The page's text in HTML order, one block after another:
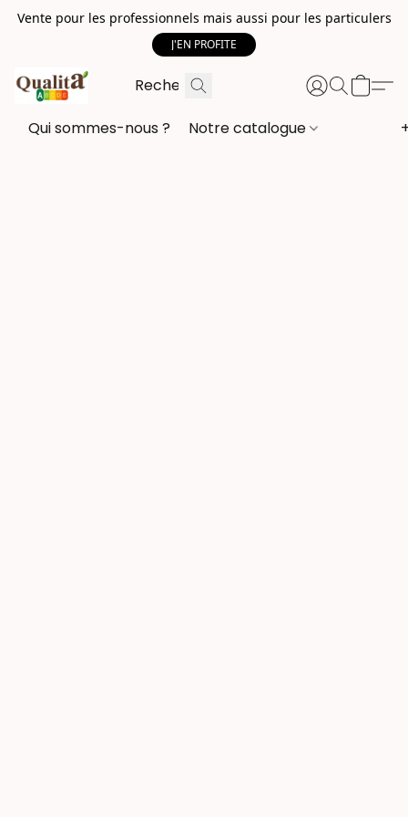
Vente pour les professionnels mais aussi pour les particulers
J'EN PROFITE
Qui sommes-nous ? Notre catalogue